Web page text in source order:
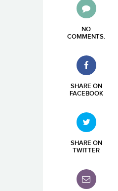
NO
COMMENTS.
SHARE ON
FACEBOOK
SHARE ON
TWITTER